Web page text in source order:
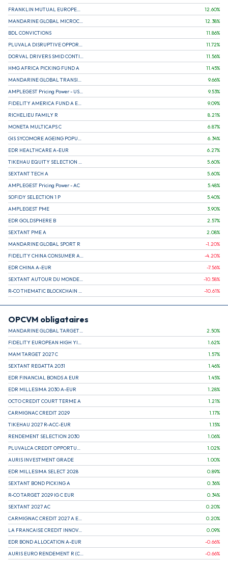
12.60%
12.38%
BDL CONVICTIONS
11.86%
11.72%
11.56%
HMG AFRICA PICKING FUND A
11.45%
9.66%
9.53%
9.09%
RICHELIEU FAMILY R
8.21%
MONETA MULTICAPS C
6.87%
6.34%
EDR HEALTHCARE A-EUR
6.27%
5.60%
SEXTANT TECH A
5.60%
AMPLEGEST Pricing Power - AC
5.48%
SOFIDY SELECTION 1 P
5.40%
AMPLEGEST PME
3.90%
EDR GOLDSPHERE B
2.57%
SEXTANT PME A
2.08%
MANDARINE GLOBAL SPORT R
-1.20%
-4.20%
EDR CHINA A-EUR
-7.56%
-10.58%
-10.61%
OPCVM obligataires
2.50%
1.62%
MAM TARGET 2027 C
1.57%
SEXTANT REGATTA 2031
1.46%
EDR FINANCIAL BONDS A EUR
1.45%
EDR MILLESIMA 2030 A-EUR
1.28%
OCTO CREDIT COURT TERME A
1.21%
CARMIGNAC CREDIT 2029
1.17%
TIKEHAU 2027 R-ACC-EUR
1.15%
RENDEMENT SELECTION 2030
1.06%
1.02%
AURIS INVESTMENT GRADE
1.00%
EDR MILLESIMA SELECT 2028
0.89%
SEXTANT BOND PICKING A
0.36%
R-CO TARGET 2029 IG C EUR
0.34%
SEXTANT 2027 AC
0.20%
0.20%
LA FRANCAISE CREDIT INNOVATION
0.09%
EDR BOND ALLOCATION A-EUR
-0.66%
-0.66%